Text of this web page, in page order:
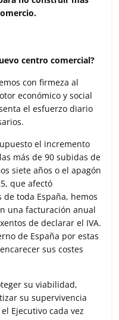
centro comercial?
con firmeza al
económico y social
el esfuerzo diario
el incremento
más de 90 subidas de
siete años o el apagón
que afectó
toda España, hemos
una facturación anual
de declarar el IVA.
de España por estas
sus costes
su viabilidad,
su supervivencia
Ejecutivo cada vez